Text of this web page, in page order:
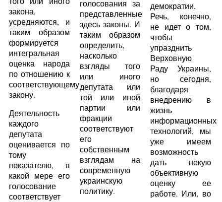
закона,
усредняются, и
таким образом
формируется
интегральная
оценка народа
по отношению к
соответствующему
закону.
Деятельность
каждого
депутата
оценивается по
тому
показателю, в
какой мере его
голосование
соответствует
голосования за
представленные
здесь законы. И
таким образом
определить,
насколько
взгляды того
или иного
депутата или
той или иной
партии или
фракции
соответствуют
его
собственным
взглядам на
современную
украинскую
политику.
демократии.
Речь, конечно,
не идет о том,
чтобы
упразднить
Верховную
Раду Украины,
но сегодня,
благодаря
внедрению в
жизнь
информационных
технологий, мы
уже имеем
возможность
дать некую
объективную
оценку ее
работе. Или, во